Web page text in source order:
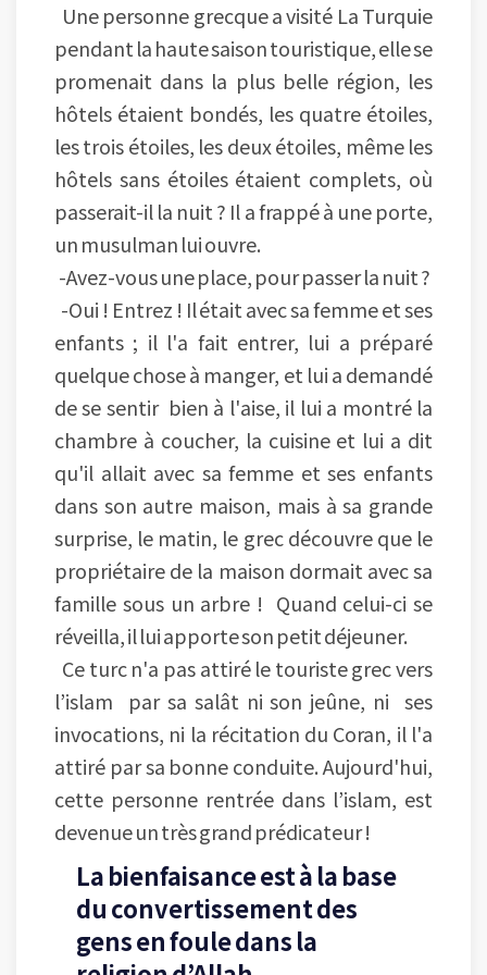
Une personne grecque a visité La Turquie
pendant la haute saison touristique, elle se
promenait dans la plus belle région, les
hôtels étaient bondés, les quatre étoiles,
les trois étoiles, les deux étoiles, même les
hôtels sans étoiles étaient complets, où
passerait-il la nuit ? Il a frappé à une porte,
un musulman lui ouvre.
-Avez-vous une place, pour passer la nuit ?
-Oui ! Entrez ! Il était avec sa femme et ses
enfants ; il l'a fait entrer, lui a préparé
quelque chose à manger, et lui a demandé
de se sentir bien à l'aise, il lui a montré la
chambre à coucher, la cuisine et lui a dit
qu'il allait avec sa femme et ses enfants
dans son autre maison, mais à sa grande
surprise, le matin, le grec découvre que le
propriétaire de la maison dormait avec sa
famille sous un arbre ! Quand celui-ci se
réveilla, il lui apporte son petit déjeuner.
Ce turc n'a pas attiré le touriste grec vers
l’islam par sa salât ni son jeûne, ni ses
invocations, ni la récitation du Coran, il l'a
attiré par sa bonne conduite. Aujourd'hui,
cette personne rentrée dans l’islam, est
devenue un très grand prédicateur !
La bienfaisance est à la base
du convertissement des
gens en foule dans la